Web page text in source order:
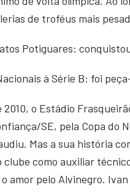
de troféus mais
Potiguares:
à Série B: foi
2010, o Estádio
SE, pela Copa do
Mas a sua história
clube como auxiliar
amor pelo Alvinegro.